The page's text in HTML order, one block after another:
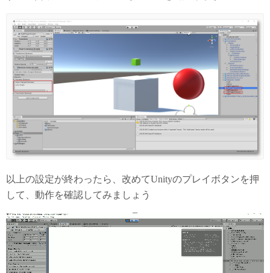
以上の設定が終わったら、改めてUnityのプレイボタンを押
して、動作を確認してみましょう